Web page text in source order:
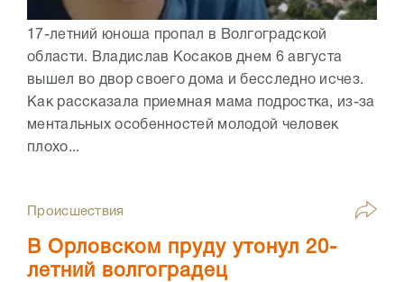
17-летний юноша пропал в Волгоградской
области. Владислав Косаков днем 6 августа
вышел во двор своего дома и бесследно исчез.
Как рассказала приемная мама подростка, из-за
ментальных особенностей молодой человек
плохо...
Происшествия
В Орловском пруду утонул 20-
летний волгоградец